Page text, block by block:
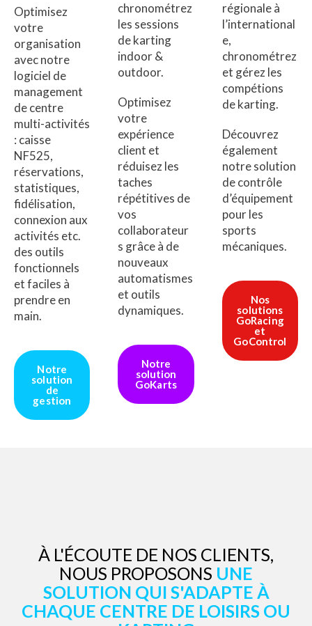
Optimisez
votre
organisation
avec notre
logiciel de
management
de centre
multi-activités
: caisse
NF525,
réservations,
statistiques,
fidélisation,
connexion aux
activités etc.
des outils
fonctionnels
et faciles à
prendre en
main.
Notre
solution
de
gestion
chronométrez
les sessions
de karting
indoor &
outdoor.
Optimisez
votre
expérience
client et
réduisez les
taches
répétitives de
vos
collaborateur
s grâce à de
nouveaux
automatismes
et outils
dynamiques.
Notre
solution
GoKarts
régionale à
l’international
e,
chronométrez
et gérez les
compétions
de karting.
Découvrez
également
notre solution
de contrôle
d’équipement
pour les
sports
mécaniques.
Nos
solutions
GoRacing
et
GoControl
À L'ÉCOUTE DE NOS CLIENTS,
NOUS PROPOSONS UNE
SOLUTION QUI S'ADAPTE À
CHAQUE CENTRE DE LOISIRS OU